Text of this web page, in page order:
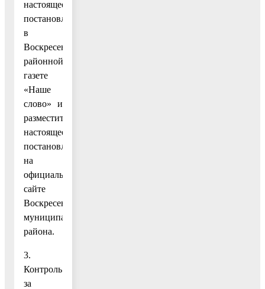
настоящее
постановление
в
Воскресенской
районной
газете
«Наше
слово» и
разместить
настоящее
постановление
на
официальном
сайте
Воскресенского
муниципального
района.
3.
Контроль
за